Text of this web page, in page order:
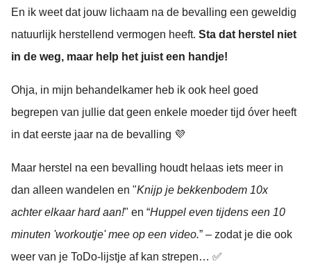
En ik weet dat jouw lichaam na de bevalling een geweldig
natuurlijk herstellend vermogen heeft. Sta dat herstel niet
in de weg, maar help het juist een handje!
Ohja, in mijn behandelkamer heb ik ook heel goed
begrepen van jullie dat geen enkele moeder tijd óver heeft
in dat eerste jaar na de bevalling 💜
Maar herstel na een bevalling houdt helaas iets meer in
dan alleen wandelen en "Knijp je bekkenbodem 10x
achter elkaar hard aan!" en “Huppel even tijdens een 10
minuten 'workoutje' mee op een video.” – zodat je die ook
weer van je ToDo-lijstje af kan strepen… ✅